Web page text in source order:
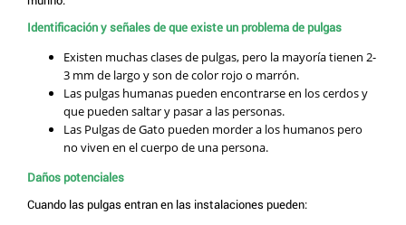
Identificación y señales de que existe un problema de pulgas
Existen muchas clases de pulgas, pero la mayoría tienen 2-
3 mm de largo y son de color rojo o marrón.
Las pulgas humanas pueden encontrarse en los cerdos y
que pueden saltar y pasar a las personas.
Las Pulgas de Gato pueden morder a los humanos pero
no viven en el cuerpo de una persona.
Daños potenciales
Cuando las pulgas entran en las instalaciones pueden: